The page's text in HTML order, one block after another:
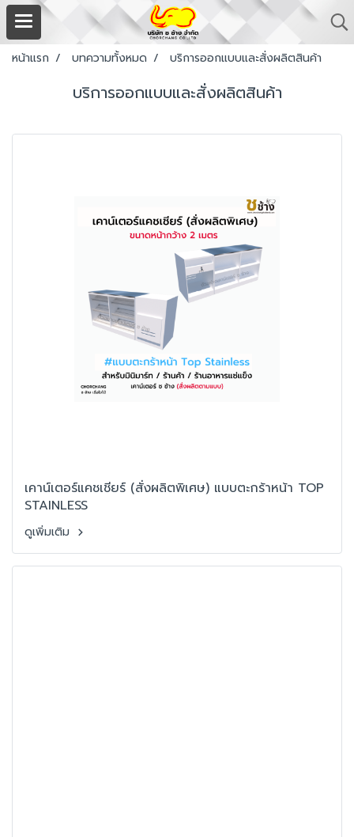
หน้าแรก บทความทั้งหมด บริการออกแบบและสั่งผลิตสินค้า
บริการออกแบบและสั่งผลิตสินค้า
เคาน์เตอร์แคชเชียร์ (สั่งผลิตพิเศษ) แบบตะกร้าหน้า TOP
STAINLESS
ดูเพิ่มเติม